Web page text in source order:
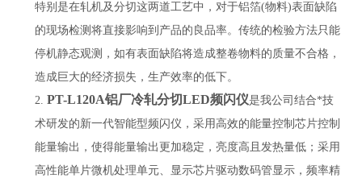
特别是在轧机及分切这两道工艺中，对于铝箔(物料)表面缺陷
的现场检测将直接影响到产品的良品率。传统的检验方法只能
停机静态观测，如有表面缺陷将造成整卷物料的质量不合格，
造成巨大的经济损失，生产效率的低下。
2. PT-L120A铝厂冷轧分切LED频闪仪是我公司结合*技
术研发的新一代智能型频闪仪，采用高效的能量控制芯片控制
能量输出，使得能量输出更加稳定，亮度高且发热量低；采用
高性能单片微机处理单元、显示芯片驱动数码管显示，频率精